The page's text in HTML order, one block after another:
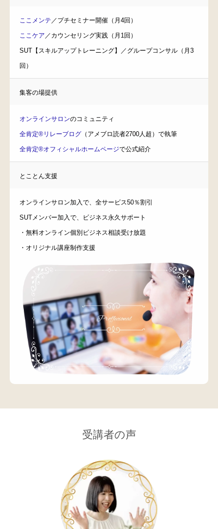
ここメンテ ／プチセミナー開催（月4回）
ここケア ／カウンセリング実践（月1回）
SUT【スキルアップトレーニング】／グループコンサル（月3
回）
集客の場提供
オンラインサロンのコミュニティ
全肯定®リレーブログ （アメブロ読者2700人超）で執筆
全肯定®オフィシャルホームページで公式紹介
とことん支援
オンラインサロン加入で、全サービス50％割引
SUTメンバー加入で、ビジネス永久サポート
・無料オンライン個別ビジネス相談受け放題
・オリジナル講座制作支援
受講者の声
会社概要 プロフィール